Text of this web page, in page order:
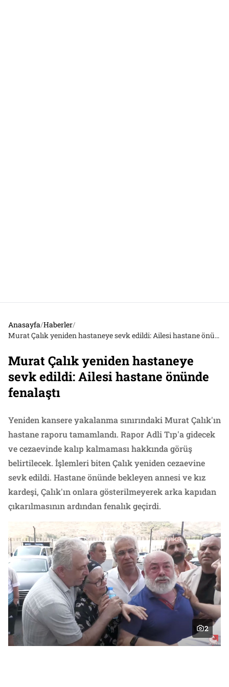
Anasayfa/Haberler/
Murat Çalık yeniden hastaneye sevk edildi: Ailesi hastane önünde fenalaştı
Murat Çalık yeniden hastaneye
sevk edildi: Ailesi hastane önünde
fenalaştı
Yeniden kansere yakalanma sınırındaki Murat Çalık'ın
hastane raporu tamamlandı. Rapor Adli Tıp'a gidecek
ve cezaevinde kalıp kalmaması hakkında görüş
belirtilecek. İşlemleri biten Çalık yeniden cezaevine
sevk edildi. Hastane önünde bekleyen annesi ve kız
kardeşi, Çalık'ın onlara gösterilmeyerek arka kapıdan
çıkarılmasının ardından fenalık geçirdi.
2